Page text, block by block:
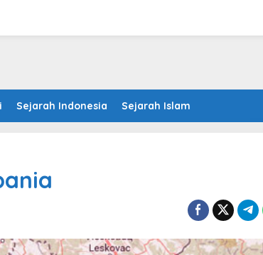
Sejarah Indonesia Sejarah Islam